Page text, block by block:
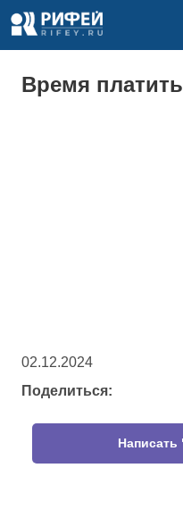
Время
02.12.2024
Поделиться: